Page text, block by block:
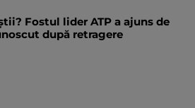
Fostul lider ATP a ajuns de
după retragere